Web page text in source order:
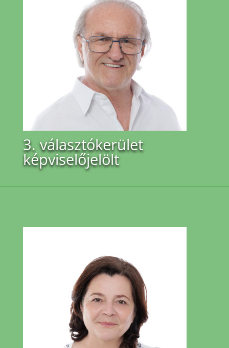
3. választókerület
képviselőjelölt